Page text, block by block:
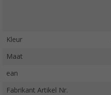
Kleur
Maat
ean
Fabrikant Artikel Nr.